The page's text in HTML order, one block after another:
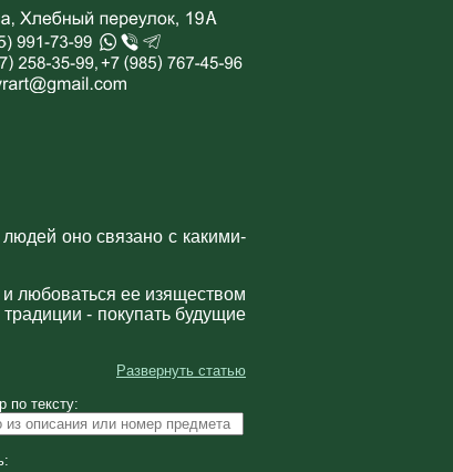
оно связано с какими-
любоваться ее изяществом
- покупать будущие
Развернуть статью
по тексту: